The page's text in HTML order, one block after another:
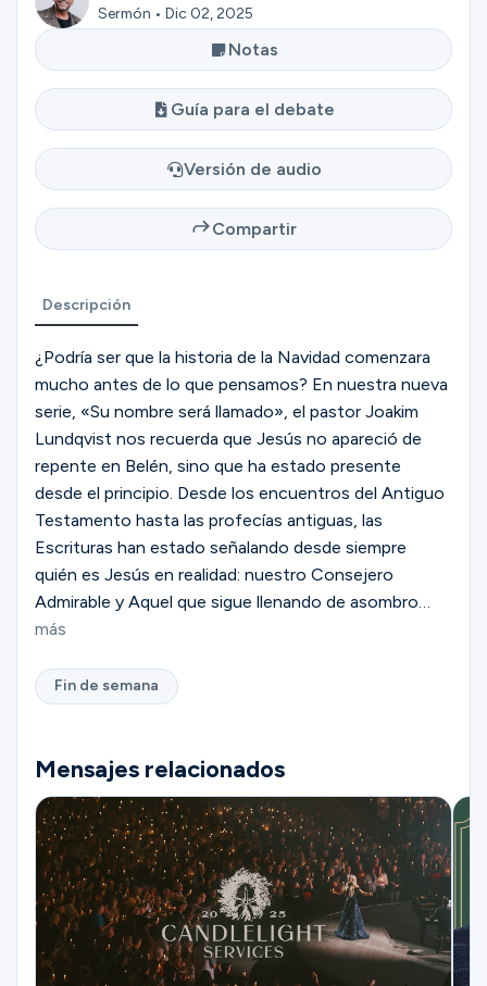
Ministerios
Grupos
Español
Sermón • Dic 02, 2025
Notas
Guía para el debate
Versión de audio
Compartir
Descripción
¿Podría ser que la historia de la Navidad comenzara
mucho antes de lo que pensamos? En nuestra nueva
serie, «Su nombre será llamado», el pastor Joakim
Lundqvist nos recuerda que Jesús no apareció de
repente en Belén, sino que ha estado presente
desde el principio. Desde los encuentros del Antiguo
Testamento hasta las profecías antiguas, las
Escrituras han estado señalando desde siempre
quién es Jesús en realidad: nuestro Consejero
Admirable y Aquel que sigue llenando de asombro
nuestras vidas hoy en día.
más
Fin de semana
Mensajes relacionados